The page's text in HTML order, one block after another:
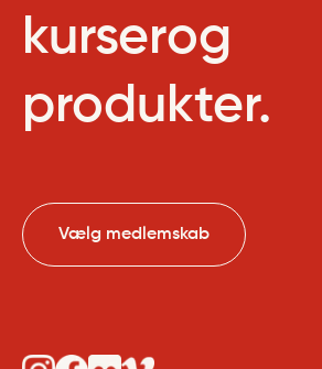
kurserog
produkter.
Vælg medlemskab